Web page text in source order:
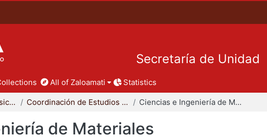
Secretaría de Unidad
All of Zaloamati Statistics
División de Ciencias Básicas e Ingeniería Coordinación de Estudios de Posgrado - CBI Ciencias e Ingeniería de Materiales
de Materiales